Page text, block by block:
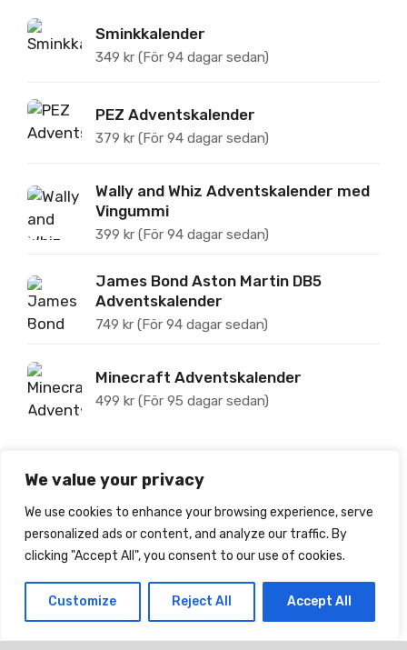
We value your privacy
We use cookies to enhance your browsing experience, serve
personalized ads or content, and analyze our traffic. By
clicking "Accept All", you consent to our use of cookies.
Customize Reject All Accept All
Sminkkalender
349 kr (För 94 dagar sedan)
PEZ Adventskalender
379 kr (För 94 dagar sedan)
Wally and Whiz Adventskalender med
Vingummi
399 kr (För 94 dagar sedan)
James Bond Aston Martin DB5
Adventskalender
749 kr (För 94 dagar sedan)
Minecraft Adventskalender
499 kr (För 95 dagar sedan)
Om Jultoppen
Jultoppen.se tipsar om, prisjämför och recenserar
Webbplatsen drivs av Edclick AB | Org-nr: 559022-4076